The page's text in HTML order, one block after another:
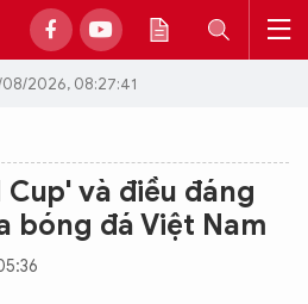
2026, 08:27:41
và điều đáng
bóng đá Việt Nam